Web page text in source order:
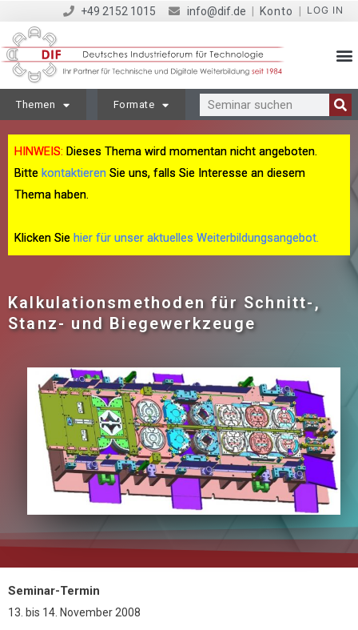
+49 2152 1015 info@dif.de Konto LOG IN
Themen Formate
HINWEIS: Dieses Thema wird momentan nicht angeboten.
Bitte kontaktieren Sie uns, falls Sie Interesse an diesem
Thema haben.
Klicken Sie hier für unser aktuelles Weiterbildungsangebot.
Kalkulationsmethoden für Schnitt-,
Stanz- und Biegewerkzeuge
Seminar-Termin
13. bis 14. November 2008